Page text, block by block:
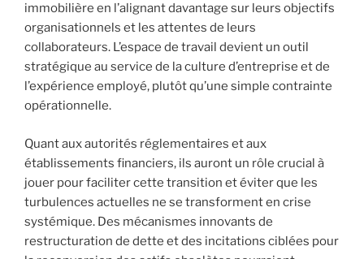
immobilière en l’alignant davantage sur leurs objectifs
organisationnels et les attentes de leurs
collaborateurs. L’espace de travail devient un outil
stratégique au service de la culture d’entreprise et de
l’expérience employé, plutôt qu’une simple contrainte
opérationnelle.
Quant aux autorités réglementaires et aux
établissements financiers, ils auront un rôle crucial à
jouer pour faciliter cette transition et éviter que les
turbulences actuelles ne se transforment en crise
systémique. Des mécanismes innovants de
restructuration de dette et des incitations ciblées pour